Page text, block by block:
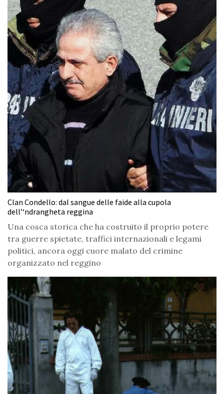
Clan Condello: dal sangue delle faide alla cupola
dell’‘ndrangheta reggina
Una cosca storica che ha costruito il proprio potere
tra guerre spietate, traffici internazionali e legami
politici, ancora oggi cuore malato del crimine
organizzato nel reggino